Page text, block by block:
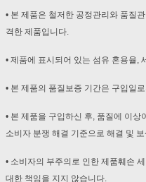
• 본 제품은 철저한 공정관리와 품질
격한 제품입니다.
• 제품에 표시되어 있는 섬유 혼용율,
• 본 제품의 품질보증 기간은 구입일
• 본 제품을 구입하신 후, 품질에 이
소비자 분쟁 해결 기준으로 해결 및
• 소비자의 부주의로 인한 제품훼손
대한 책임을 지지 않습니다.